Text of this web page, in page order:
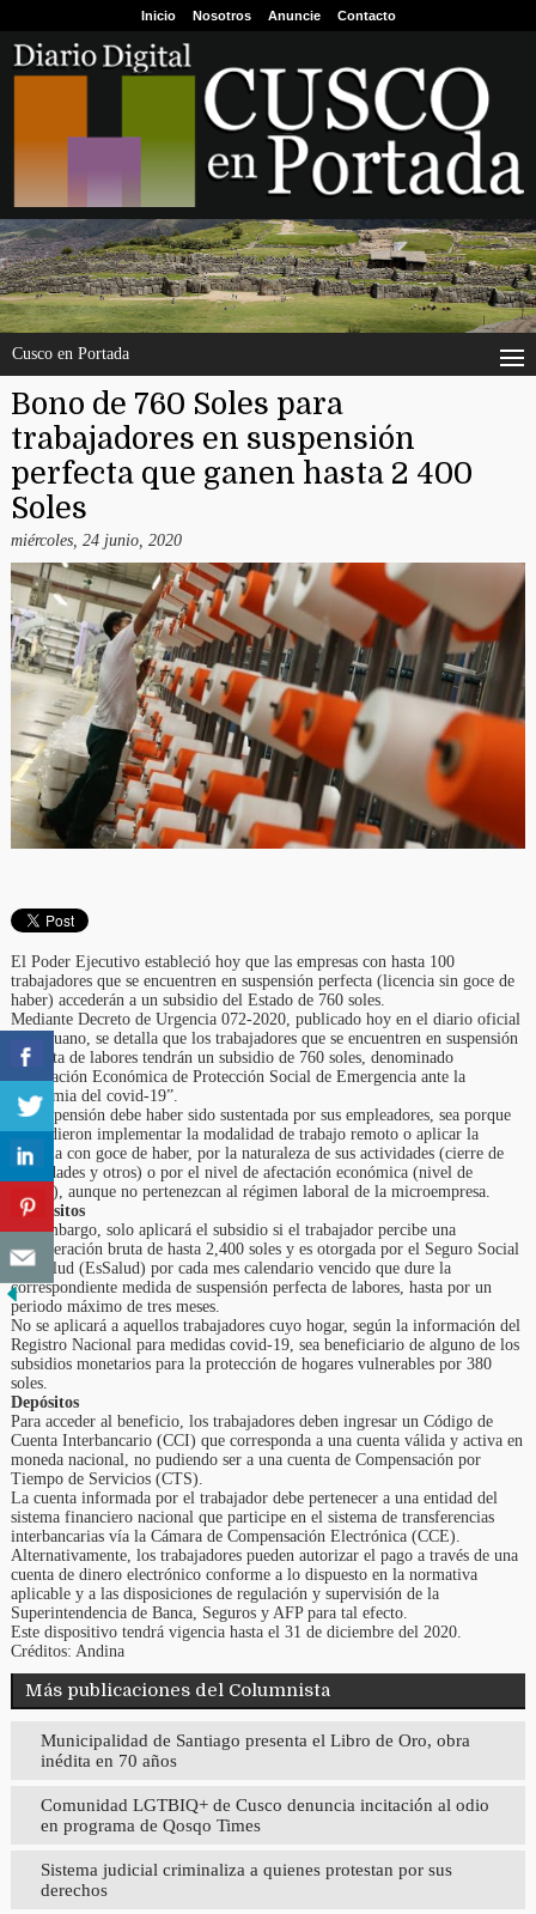
Inicio Nosotros Anuncie Contacto
Cusco en Portada
Bono de 760 Soles para
trabajadores en suspensión
perfecta que ganen hasta 2 400
Soles
miércoles, 24 junio, 2020
El Poder Ejecutivo estableció hoy que las empresas con hasta 100
trabajadores que se encuentren en suspensión perfecta (licencia sin goce de
haber) accederán a un subsidio del Estado de 760 soles.
Mediante Decreto de Urgencia 072-2020, publicado hoy en el diario oficial
El Peruano, se detalla que los trabajadores que se encuentren en suspensión
perfecta de labores tendrán un subsidio de 760 soles, denominado
“Prestación Económica de Protección Social de Emergencia ante la
Pandemia del covid-19”.
La suspensión debe haber sido sustentada por sus empleadores, sea porque
no pudieron implementar la modalidad de trabajo remoto o aplicar la
licencia con goce de haber, por la naturaleza de sus actividades (cierre de
actividades y otros) o por el nivel de afectación económica (nivel de
ventas), aunque no pertenezcan al régimen laboral de la microempresa.
Requisitos
Sin embargo, solo aplicará el subsidio si el trabajador percibe una
remuneración bruta de hasta 2,400 soles y es otorgada por el Seguro Social
del Salud (EsSalud) por cada mes calendario vencido que dure la
correspondiente medida de suspensión perfecta de labores, hasta por un
periodo máximo de tres meses.
No se aplicará a aquellos trabajadores cuyo hogar, según la información del
Registro Nacional para medidas covid-19, sea beneficiario de alguno de los
subsidios monetarios para la protección de hogares vulnerables por 380
soles.
Depósitos
Para acceder al beneficio, los trabajadores deben ingresar un Código de
Cuenta Interbancario (CCI) que corresponda a una cuenta válida y activa en
moneda nacional, no pudiendo ser a una cuenta de Compensación por
Tiempo de Servicios (CTS).
La cuenta informada por el trabajador debe pertenecer a una entidad del
sistema financiero nacional que participe en el sistema de transferencias
interbancarias vía la Cámara de Compensación Electrónica (CCE).
Alternativamente, los trabajadores pueden autorizar el pago a través de una
cuenta de dinero electrónico conforme a lo dispuesto en la normativa
aplicable y a las disposiciones de regulación y supervisión de la
Superintendencia de Banca, Seguros y AFP para tal efecto.
Este dispositivo tendrá vigencia hasta el 31 de diciembre del 2020.
Créditos: Andina
Más publicaciones del Columnista
Municipalidad de Santiago presenta el Libro de Oro, obra
inédita en 70 años
Comunidad LGTBIQ+ de Cusco denuncia incitación al odio
en programa de Qosqo Times
Sistema judicial criminaliza a quienes protestan por sus
derechos